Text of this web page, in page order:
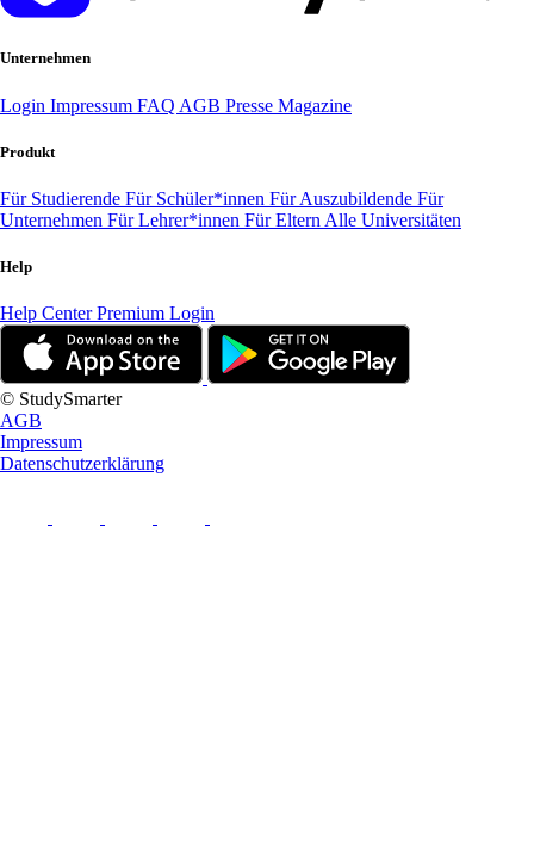
Unternehmen
Login Impressum FAQ AGB Presse Magazine
Produkt
Für Studierende Für Schüler*innen Für Auszubildende Für
Unternehmen Für Lehrer*innen Für Eltern Alle Universitäten
Help
Help CenterPremium Login
© StudySmarter
AGB
Impressum
Datenschutzerklärung